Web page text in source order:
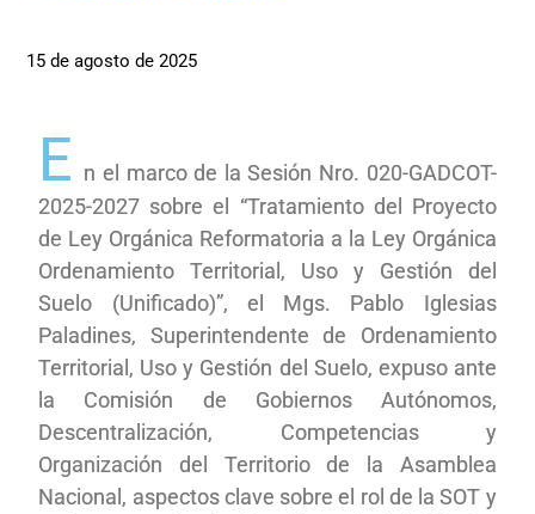
15 de agosto de 2025
E n el marco de la Sesión Nro. 020-GADCOT-
2025-2027 sobre el “Tratamiento del Proyecto
de Ley Orgánica Reformatoria a la Ley Orgánica
Ordenamiento Territorial, Uso y Gestión del
Suelo (Unificado)”, el Mgs. Pablo Iglesias
Paladines, Superintendente de Ordenamiento
Territorial, Uso y Gestión del Suelo, expuso ante
la Comisión de Gobiernos Autónomos,
Descentralización, Competencias y
Organización del Territorio de la Asamblea
Nacional, aspectos clave sobre el rol de la SOT y